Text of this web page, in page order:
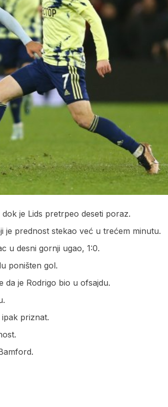
je Lids pretrpeo deseti poraz.
je prednost stekao već u trećem minutu.
u desni gornji ugao, 1:0.
poništen gol.
da je Rodrigo bio u ofsajdu.
priznat.